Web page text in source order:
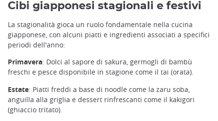
Cibi giapponesi stagionali e festivi
La stagionalità gioca un ruolo fondamentale nella cucina
giapponese, con alcuni piatti e ingredienti associati a specifici
periodi dell'anno:
Primavera: Dolci al sapore di sakura, germogli di bambù
freschi e pesce disponibile in stagione come il tai (orata).
Estate: Piatti freddi a base di noodle come la zaru soba,
anguilla alla griglia e dessert rinfrescanti come il kakigori
(ghiaccio tritato).